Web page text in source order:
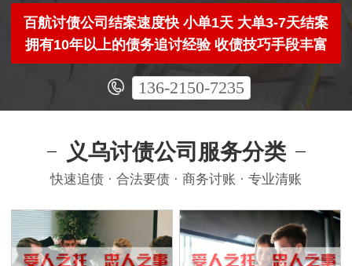
百航讨债公司结案速度快 小单1天 大单3-7天结案
拥有10年以上的债务追讨经验 收债技巧手段丰富
136-2150-7235
义乌讨债公司服务分类
快速追债 · 合法要债 · 商务讨账 · 专业清账